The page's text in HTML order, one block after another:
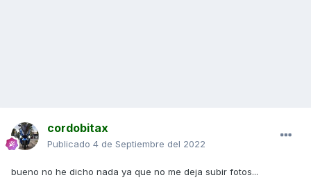
cordobitax
Publicado 4 de Septiembre del 2022
bueno no he dicho nada ya que no me deja subir fotos...